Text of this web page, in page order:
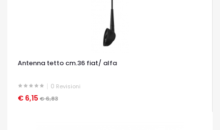
Antenna tetto cm.36 fiat/ alfa
0 Revisioni
€ 6,15 € 6,83
OCCHIATA VELOCE